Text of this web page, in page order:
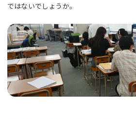
ではないでしょうか。